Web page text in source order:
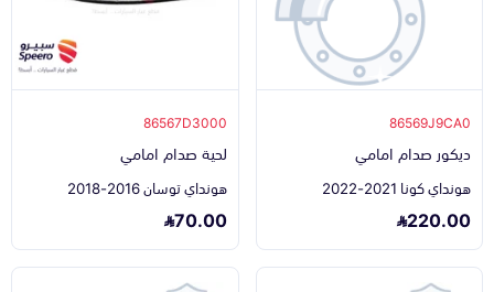
86569J9CA0
ديكور صدام امامي
هونداي كونا 2021-2022
220.00
86567D3000
لحية صدام امامي
هونداي توسان 2016-2018
70.00